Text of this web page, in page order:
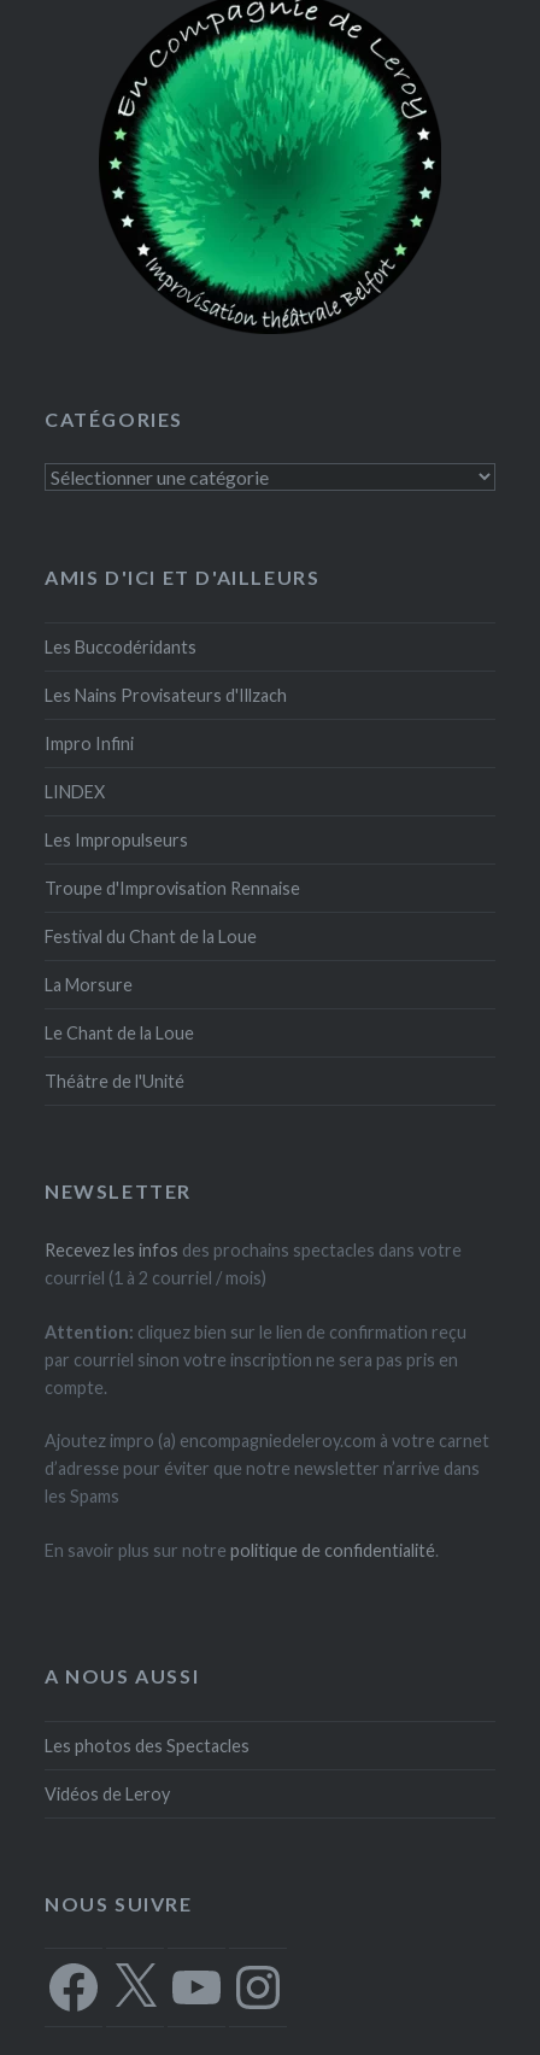
CATÉGORIES
Catégories
AMIS D'ICI ET D'AILLEURS
Les Buccodéridants
Les Nains Provisateurs d'Illzach
Impro Infini
LINDEX
Les Impropulseurs
Troupe d'Improvisation Rennaise
Festival du Chant de la Loue
La Morsure
Le Chant de la Loue
Théâtre de l'Unité
NEWSLETTER
Recevez les infos des prochains spectacles dans votre
courriel (1 à 2 courriel / mois)
Attention: cliquez bien sur le lien de confirmation reçu
par courriel sinon votre inscription ne sera pas pris en
compte.
Ajoutez impro (a) encompagniedeleroy.com à votre carnet
d’adresse pour éviter que notre newsletter n’arrive dans
les Spams
En savoir plus sur notrepolitique de confidentialité.
A NOUS AUSSI
Les photos des Spectacles
Vidéos de Leroy
NOUS SUIVRE
Facebook
X YouTube Instagram